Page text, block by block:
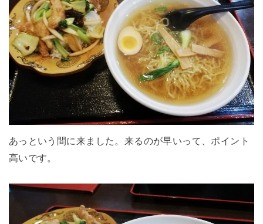
あっという間に来ました。来るのが早いって、ポイント
高いです。